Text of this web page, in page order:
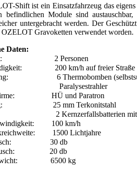
Shift ist ein Einsatzfahrzeug das
befindlichen Module sind
untergebracht werden. Der
OZELOT Gravoketten verwendet worden.
Daten:
2 Personen
200 km/h auf freier Straße
6 Thermobomben
HÜ und Paratron
25 mm Terkonitstahl
2 Kernzerfallsbatterien mit einer
100 km/h
1500 Lichtjahre
30 db
20 db
6500 kg